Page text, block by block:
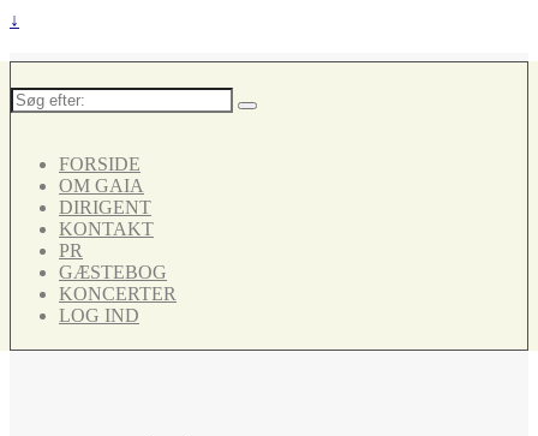
↓
Søg
efter:
FORSIDE
OM GAIA
DIRIGENT
KONTAKT
PR
GÆSTEBOG
KONCERTER
LOG IND